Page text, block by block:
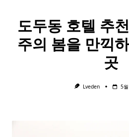
도두동 호텔 추
주의 봄을 만끽
곳
Lveden 5